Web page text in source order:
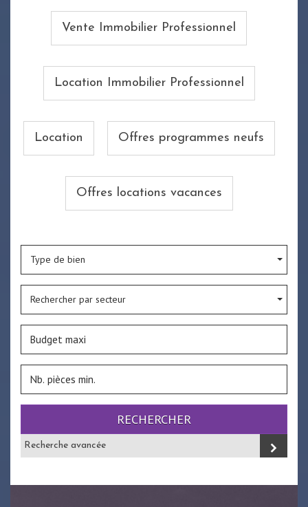
Vente Immobilier Professionnel
Location Immobilier Professionnel
Location Offres programmes neufs
Offres locations vacances
Type de bien
Rechercher par secteur
RECHERCHER
Recherche avancée